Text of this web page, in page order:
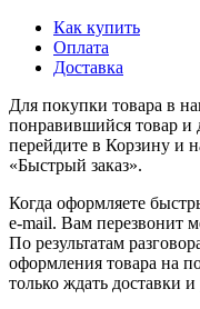
Как купить
Оплата
Доставка
Для покупки товара в
понравившийся товар и
перейдите в Корзину и
«Быстрый заказ».
Когда оформляете
e-mail. Вам перезвонит
По результатам
оформления товара на
только ждать доставки